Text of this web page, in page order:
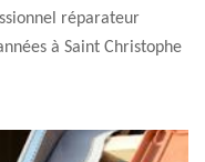
réparateur
à Saint Christophe